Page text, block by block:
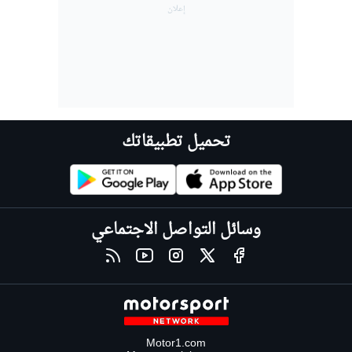
تحميل تطبيقاتك
وسائل التواصل الاجتماعي
Motor1.com